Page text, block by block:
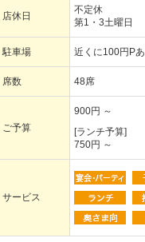
店休日
不定休
第1・3土曜日
駐車場 近くに100円Pあ
席数 48席
ご予算
900円 ～
[ランチ予算]
750円 ～
サービス